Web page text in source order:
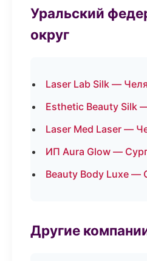
Уральский
округ
Laser Lab Silk —
Esthetic Beauty Silk
Laser Med Laser —
ИП Aura Glow —
Beauty Body Luxe —
Другие